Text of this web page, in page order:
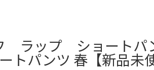
ラップ ショートパ
トパンツ 春【新品未